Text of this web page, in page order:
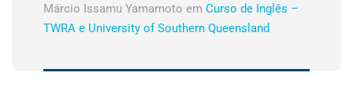
Márcio Issamu Yamamoto em Curso de Inglês –
TWRA e University of Southern Queensland